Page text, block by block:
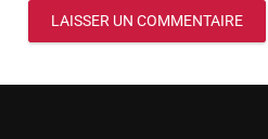
LAISSER UN COMMENTAIRE